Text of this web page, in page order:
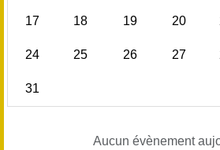
17 18 19 20
24 25 26 27
31
Aucun évènement